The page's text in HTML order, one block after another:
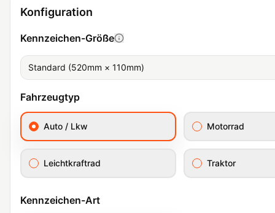
Konfiguration
Kennzeichen-Größe
Standard (520mm × 110mm)
Fahrzeugtyp
Auto / Lkw Motorrad
Leichtkraftrad Traktor
Kennzeichen-Art